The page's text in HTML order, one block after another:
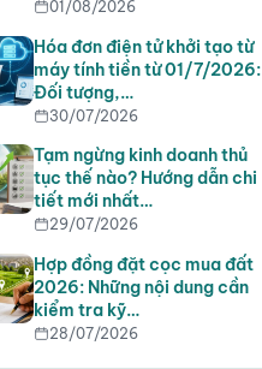
01/08/2026
Hóa đơn điện tử khởi tạo từ
máy tính tiền từ 01/7/2026:
Đối tượng,…
30/07/2026
Tạm ngừng kinh doanh thủ
tục thế nào? Hướng dẫn chi
tiết mới nhất…
29/07/2026
Hợp đồng đặt cọc mua đất
2026: Những nội dung cần
kiểm tra kỹ…
28/07/2026